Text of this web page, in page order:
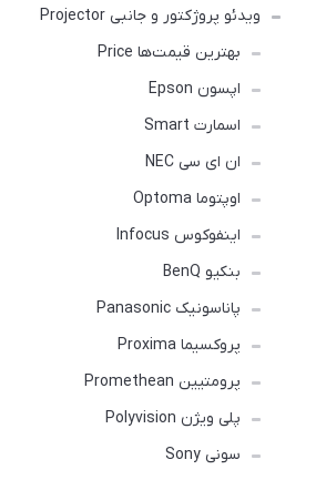
ویدئو پروژکتور و جانبی Projector
بهترین قیمت‌ها Price
اپسون Epson
اسمارت Smart
ان ای سی NEC
اوپتوما Optoma
اینفوکوس Infocus
بنکیو BenQ
پاناسونیک Panasonic
پروکسیما Proxima
پرومتیین Promethean
پلی ویژن Polyvision
سونی Sony